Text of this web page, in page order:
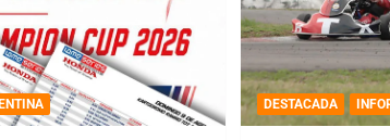
DESTACADA